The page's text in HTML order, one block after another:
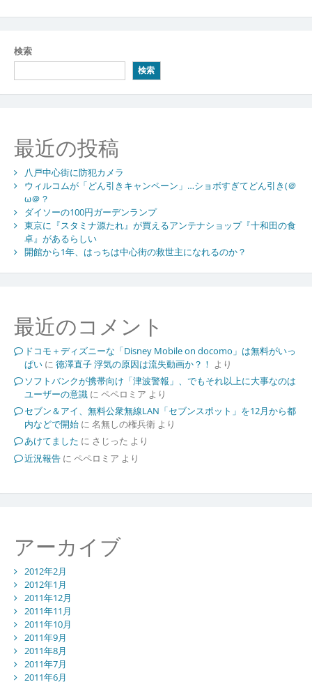
検索
検索
最近の投稿
八戸中心街に防犯カメラ
ウィルコムが「どん引きキャンペーン」…ショボすぎてどん引き(＠
ω＠？
ダイソーの100円ガーデンランプ
東京に『スタミナ源たれ』が買えるアンテナショップ『十和田の食
卓』があるらしい
開館から1年、はっちは中心街の救世主になれるのか？
最近のコメント
ドコモ＋ディズニーな「Disney Mobile on docomo」は無料がいっ
ぱいに 徳澤直子 浮気の原因は流失動画か？！ より
ソフトバンクが携帯向け「津波警報」、でもそれ以上に大事なのは
ユーザーの意識に ペペロミア より
セブン＆アイ、無料公衆無線LAN「セブンスポット」を12月から都
内などで開始に 名無しの権兵衛より
あけてました に さじった より
近況報告に ペペロミア より
アーカイブ
2012年2月
2012年1月
2011年12月
2011年11月
2011年10月
2011年9月
2011年8月
2011年7月
2011年6月